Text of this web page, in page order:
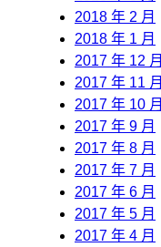
2018 年 2 月
2018 年 1 月
2017 年 12 月
2017 年 11 月
2017 年 10 月
2017 年 9 月
2017 年 8 月
2017 年 7 月
2017 年 6 月
2017 年 5 月
2017 年 4 月